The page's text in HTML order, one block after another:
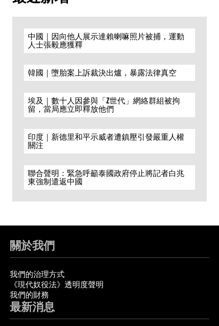
中國｜因向他人展示達賴喇嘛照片被捕，運動
人士張毅應獲釋
韓國｜墮胎案上訴裁決出爐，暴露法律真空
埃及｜數十人因參與「Z世代」網絡群組被拘
留，當局應立即釋放他們
印度｜新德里和平示威者遭鎮壓引發嚴重人權
關注
聯合聲明：緊急呼籲泰國政府停止將記者白兆
東強制遣返中國
關於我們
我們的治理方式
《現代奴役法》透明度聲明
我們的財務
最新消息